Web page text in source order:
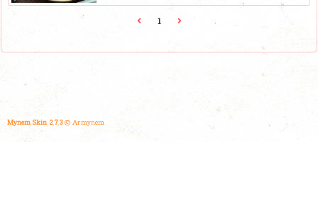
를 끌고 있어요. 신촌 번화가에서도 조용히 자리 잡고 있는
이곳은 군더더기 없는 깔끔한 맛과 푸짐한 한상차림이 특징
있어 입맛을 돋워줍니다. 살코기와 함께 익어 나오는 김치는
깔끔하면서도 진한 김치찜의 매력이 느껴져 한국인의 소울
1
Mynem Skin 2.7.3© Armynem